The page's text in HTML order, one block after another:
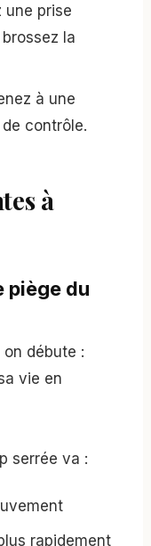
une prise
la
à une
contrôle.
à
piège du
on débute :
vie en
serrée va :
rapidement